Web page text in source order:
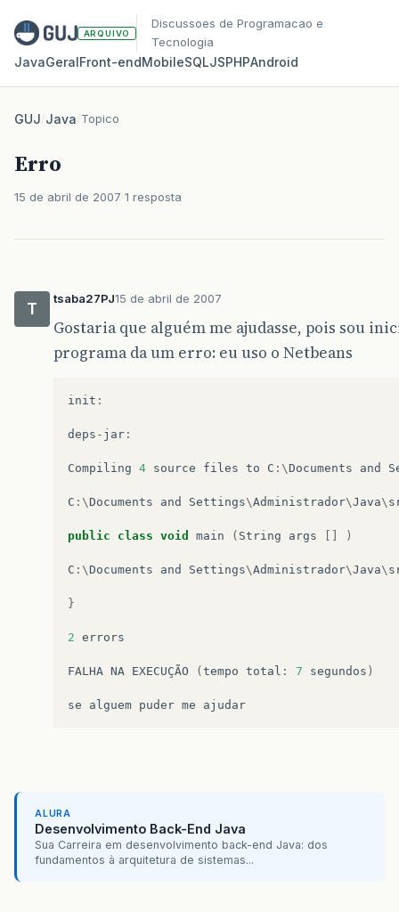
ARQUIVO
Discussoes de Programacao e
Tecnologia
JavaGeralFront‑endMobileSQLJSPHPAndroid
GUJ/Java/Topico
Erro
15 de abril de 2007 1 resposta
T
tsaba27PJ15 de abril de 2007
Gostaria que alguém me ajudasse, pois sou
programa da um erro: eu uso o Netbeans
init :
deps - jar :
Compiling 4 source files to C :\Documents and
C :\Documents and Settings\Administrador\Java\
public class void main ( String args )
C :\Documents and Settings\Administrador\Java\
}
2 errors
FALHA NA EXECUÇÃO ( tempo total : 7 segundos )
se alguem puder me ajudar
ALURA
Desenvolvimento Back-End Java
Sua Carreira em desenvolvimento back-end Java: dos
fundamentos à arquitetura de sistemas...